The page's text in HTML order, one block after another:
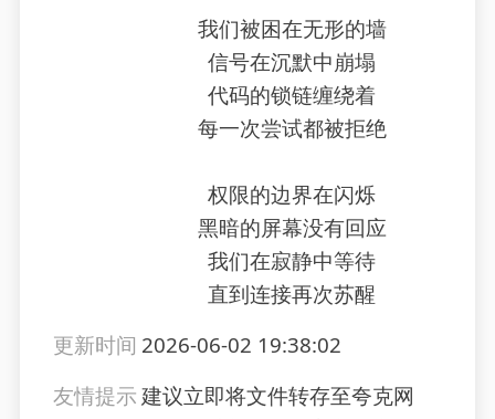
我们被困在无形的墙
信号在沉默中崩塌
代码的锁链缠绕着
每一次尝试都被拒绝
权限的边界在闪烁
黑暗的屏幕没有回应
我们在寂静中等待
直到连接再次苏醒
更新时间 2026-06-02 19:38:02
友情提示建议立即将文件转存至夸克网